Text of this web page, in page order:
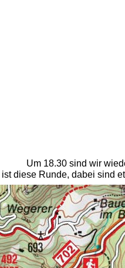
Um 18.30 sind wir
diese Runde, dabei sind